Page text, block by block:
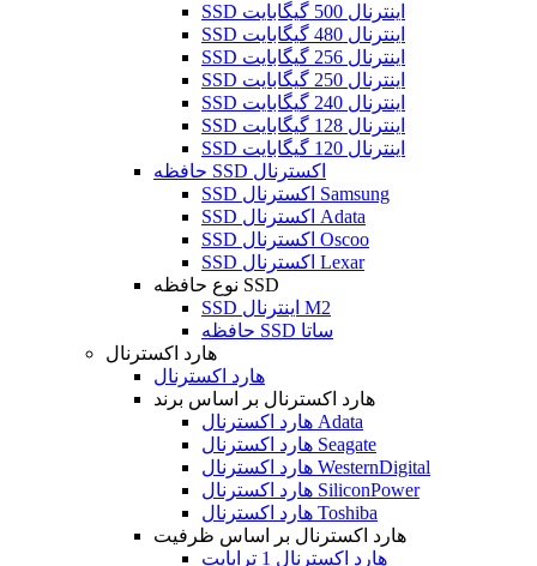
SSD اینترنال 500 گیگابایت
SSD اینترنال 480 گیگابایت
SSD اینترنال 256 گیگابایت
SSD اینترنال 250 گیگابایت
SSD اینترنال 240 گیگابایت
SSD اینترنال 128 گیگابایت
SSD اینترنال 120 گیگابایت
حافظه SSD اکسترنال
SSD اکسترنال Samsung
SSD اکسترنال Adata
SSD اکسترنال Oscoo
SSD اکسترنال Lexar
نوع حافظه SSD
SSD اینترنال M2
حافظه SSD ساتا
هارد اکسترنال
هارد اکسترنال
هارد اکسترنال بر اساس برند
هارد اکسترنال Adata
هارد اکسترنال Seagate
هارد اکسترنال WesternDigital
هارد اکسترنال SiliconPower
هارد اکسترنال Toshiba
هارد اکسترنال بر اساس ظرفیت
هارد اکسترنال 1 ترابایت